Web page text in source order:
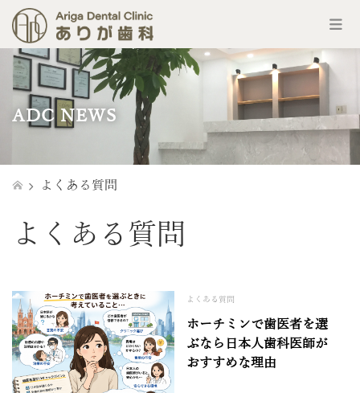
キ
ADC NEWS
よくある質問
よくある質問
よくある質問
ホーチミンで歯医者を選
ぶなら日本人歯科医師が
おすすめな理由